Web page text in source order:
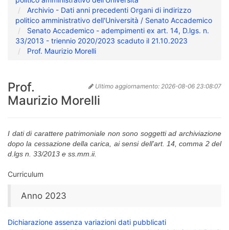
Archivio - Dati anni precedenti Organi di indirizzo
politico amministrativo dell'Università / Senato Accademico
Senato Accademico - adempimenti ex art. 14, D.lgs. n.
33/2013 - triennio 2020/2023 scaduto il 21.10.2023
Prof. Maurizio Morelli
Ultimo aggiornamento: 2026-08-06 23:08:07
Prof.
Maurizio Morelli
I dati di carattere patrimoniale non sono soggetti ad archiviazione
dopo la cessazione della carica, ai sensi dell'art. 14, comma 2 del
d.lgs n. 33/2013 e ss.mm.ii.
Curriculum
Anno 2023
Dichiarazione assenza variazioni dati pubblicati